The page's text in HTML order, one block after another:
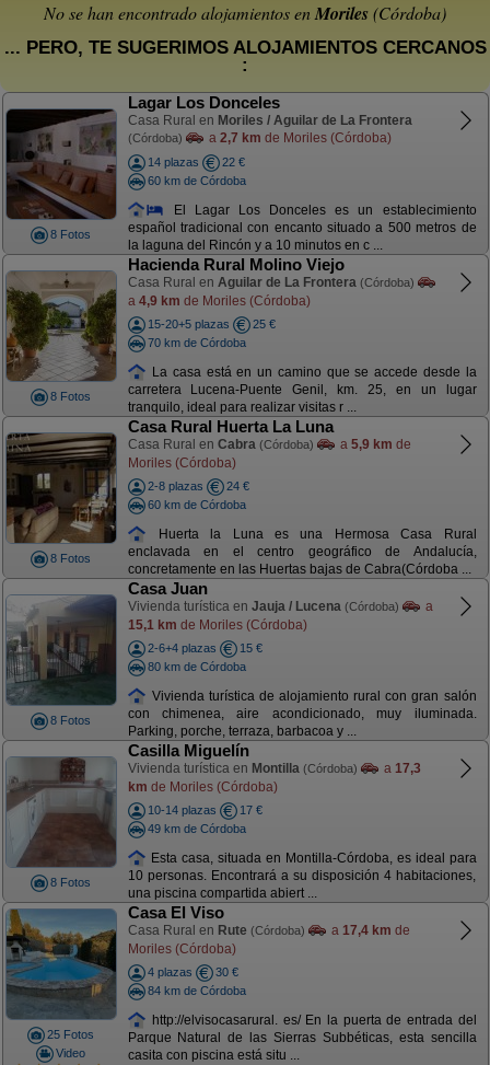
No se han encontrado alojamientos enMoriles(Córdoba)
... PERO, TE SUGERIMOS ALOJAMIENTOS CERCANOS
:
8 Fotos
Lagar Los Donceles
Casa Rural en Moriles / Aguilar de La Frontera
(Córdoba) a 2,7 km de Moriles (Córdoba)
14 plazas
22 €
60 km de Córdoba
El Lagar Los Donceles es un establecimiento
español tradicional con encanto situado a 500 metros de
la laguna del Rincón y a 10 minutos en c ...
8 Fotos
Hacienda Rural Molino Viejo
Casa Rural en Aguilar de La Frontera (Córdoba)
a 4,9 km de Moriles (Córdoba)
15-20+5 plazas
25 €
70 km de Córdoba
La casa está en un camino que se accede desde la
carretera Lucena-Puente Genil, km. 25, en un lugar
tranquilo, ideal para realizar visitas r ...
8 Fotos
Casa Rural Huerta La Luna
Casa Rural en Cabra (Córdoba) a 5,9 km de
Moriles (Córdoba)
2-8 plazas
24 €
60 km de Córdoba
Huerta la Luna es una Hermosa Casa Rural
enclavada en el centro geográfico de Andalucía,
concretamente en las Huertas bajas de Cabra(Córdoba ...
8 Fotos
Casa Juan
Vivienda turística en Jauja / Lucena (Córdoba)
a
15,1 km de Moriles (Córdoba)
2-6+4 plazas
15 €
80 km de Córdoba
Vivienda turística de alojamiento rural con gran salón
con chimenea, aire acondicionado, muy iluminada.
Parking, porche, terraza, barbacoa y ...
8 Fotos
Casilla Miguelín
Vivienda turística en Montilla (Córdoba) a 17,3
km de Moriles (Córdoba)
10-14 plazas
17 €
49 km de Córdoba
Esta casa, situada en Montilla-Córdoba, es ideal para
10 personas. Encontrará a su disposición 4 habitaciones,
una piscina compartida abiert ...
25 Fotos
Video
Casa El Viso
Casa Rural en Rute (Córdoba) a 17,4 km de
Moriles (Córdoba)
4 plazas
30 €
84 km de Córdoba
http://elvisocasarural. es/ En la puerta de entrada del
Parque Natural de las Sierras Subbéticas, esta sencilla
casita con piscina está situ ...